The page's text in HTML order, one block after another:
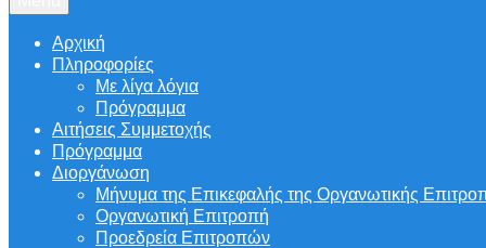
Αρχική
Πληροφορίες
Με λίγα λόγια
Πρόγραμμα
Αιτήσεις Συμμετοχής
Πρόγραμμα
Διοργάνωση
Μήνυμα της Επικεφαλής της Οργανωτικής
Οργανωτική Επιτροπή
Προεδρεία Επιτροπών